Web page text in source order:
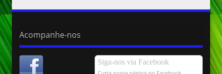
Acompanhe-nos
Siga-nos via Facebook